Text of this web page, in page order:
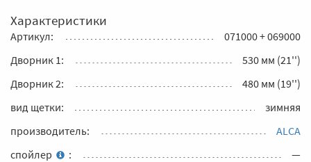
Характеристики
Артикул:
071000 + 069000
Дворник 1:
530 мм (21'')
Дворник 2:
480 мм (19'')
вид щетки:
зимняя
производитель:
ALCA
спойлер
:
—